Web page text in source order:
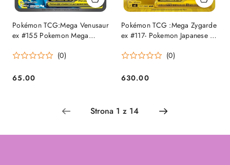
Pokémon TCG:Mega Venusaur
ex #155 Pokemon Mega
(0)
Cena:
65.00
Pokémon TCG :Mega Zygarde
ex #117- Pokemon Japanese -
(0)
Cena:
630.00